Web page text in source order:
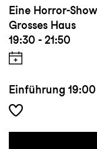
Eine Horror-
Grosses Haus
19:30 - 21:50
Einführung 19:00